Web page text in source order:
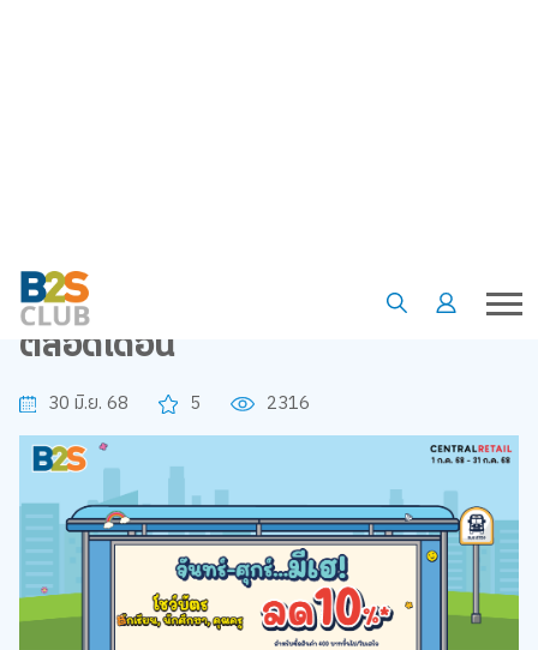
ส่วนลดพิเศษ คุณครู นักเรียน
นักศึกษา ลด 10% จันทร์-ศุกร์
ตลอดเดือน
30 มิ.ย. 68 5 2316